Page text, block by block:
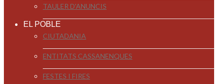
TAULER D'ANUNCIS
EL POBLE
CIUTADANIA
ENTITATS CASSANENQUES
FESTES I FIRES